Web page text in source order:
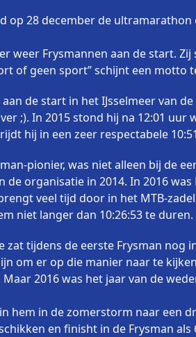
op 28 december de
weer Frysmannen aan de start.
of geen sport” schijnt een motto
de start in het IJsselmeer van
;). In 2015 stond hij na 12:01
hij in een zeer respectabele
pionier, was niet alleen bij de
de organisatie in 2014. In 2016
veel tijd door in het MTB-
niet langer dan 10:26:53 te duren.
zat tijdens de eerste Frysman
om er op die manier naar te
2016 was het jaar van de
hem in de zomerstorm naar een
en finisht in de Frysman als